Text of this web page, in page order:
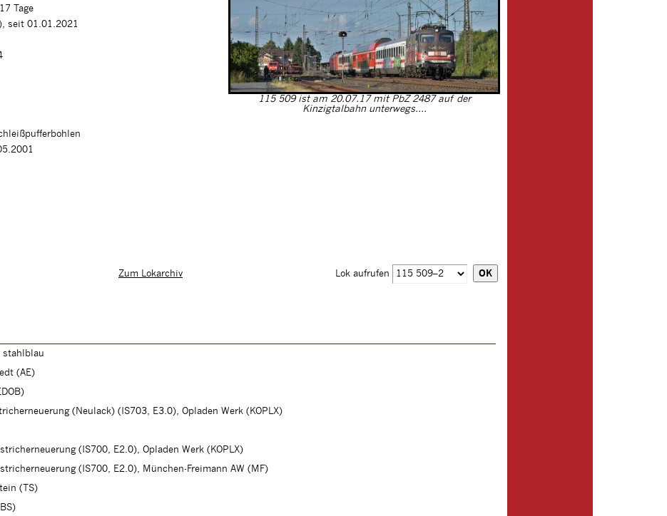
115 509 ist am 20.07.17 mit PbZ 2487 auf der
Kinzigtalbahn unterwegs....
Tage
seit 01.01.2021
Zum Lokarchiv Lok aufrufen
stahlblau
(AE)
(Neulack) (IS703, E3.0), Opladen Werk (KOPLX)
(IS700, E2.0), Opladen Werk (KOPLX)
(IS700, E2.0), München-Freimann AW (MF)
(TS)